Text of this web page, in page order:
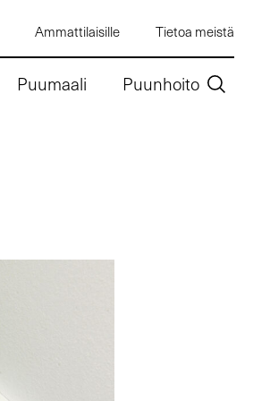
Ammattilaisille Tietoa meistä
Puumaali Puunhoito